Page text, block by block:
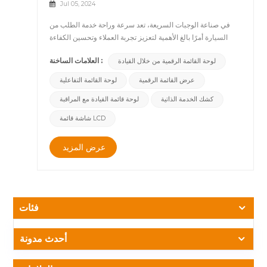
كفاءة الخدمة الخارجية ورضا العملاء، ففكر في دمج الأكشاك
Jul 05, 2024
في صناعة الوجبات السريعة، تعد سرعة وراحة خدمة الطلب من
السيارة أمرًا بالغ الأهمية لتعزيز تجربة العملاء وتحسين الكفاءة
السيارة العديد من القيود، خاصة خلال ساعات الذروة عندما قد
القائمة الرقمية من خلال القيادة. هذه ليست مجرد لوحة قائمة
ذلك كاميرا المراقبة ونظام السماعات والأزرار اليدوية وتقنية
الاستشعار. &nbsp; حدود خدمة التوصيل التقليدية &nbsp;
إلى حدوث أخطاء في الازدحام والطلب خلال أوقات الذروة.
القائمة الرقمية CNLC Drive-thru ال CNLC لوحة القائمة
الرقمية من خلال القيادة هو كشك للخدمة الذاتية يجمع بين الميزات
العلامات الساخنة : لوحة القائمة الرقمية من خلال القيادة
لوحة القائمة التفاعلية عرض القائمة الرقمية
لوحة قائمة القيادة مع المراقبة كشك الخدمة الذاتية
شاشة قائمة LCD
عرض المزيد
فئات
أحدث مدونة